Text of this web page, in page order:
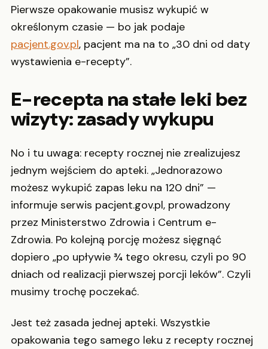
Pierwsze opakowanie musisz wykupić w
określonym czasie — bo jak podaje
pacjent.gov.pl, pacjent ma na to „30 dni od daty
wystawienia e-recepty”.
E-recepta na stałe leki bez
wizyty: zasady wykupu
No i tu uwaga: recepty rocznej nie zrealizujesz
jednym wejściem do apteki. „Jednorazowo
możesz wykupić zapas leku na 120 dni” —
informuje serwis pacjent.gov.pl, prowadzony
przez Ministerstwo Zdrowia i Centrum e-
Zdrowia. Po kolejną porcję możesz sięgnąć
dopiero „po upływie ¾ tego okresu, czyli po 90
dniach od realizacji pierwszej porcji leków”. Czyli
musimy trochę poczekać.
Jest też zasada jednej apteki. Wszystkie
opakowania tego samego leku z recepty rocznej